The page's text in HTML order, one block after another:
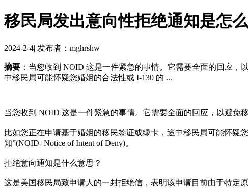
移民局发出意向性拒绝通知是怎
2024-2-4| 发布者：mghrshw
摘要 ：当您收到 NOID 这是一件紧急的事情。它需要全面的回应
中移民局可能怀疑您婚姻的合法性或 I-130 的 ...
当您收到 NOID 这是一件紧急的事情。它需要全面的回应，以避免
比如您正在申请基于婚姻的移民签证或绿卡，途中移民局可能怀疑
知”(NOID- Notice of Intent of Deny)。
拒绝意向通知是什么意思？
这是美国移民局致申请人的一封拒绝信，表明该申请目前由于特定